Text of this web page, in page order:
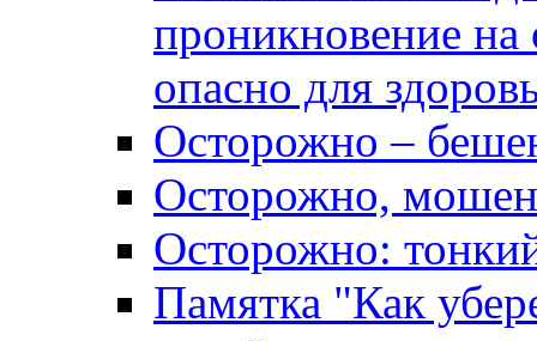
проникновение на
опасно для
Осторожно –
Осторожно,
Осторожно:
Памятка "Как